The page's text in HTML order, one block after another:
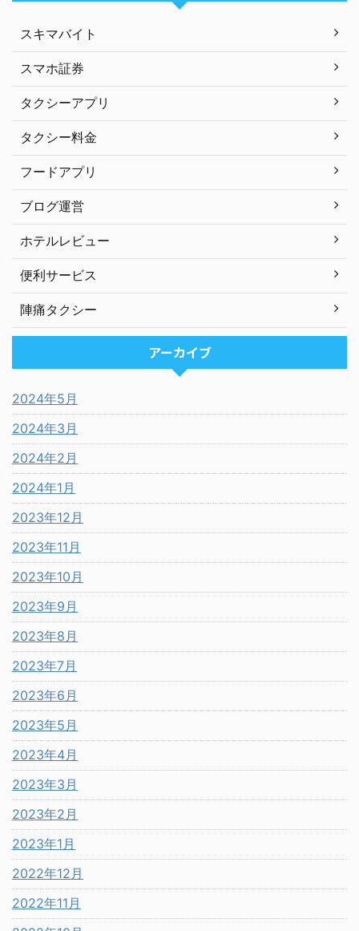
スキマバイト
スマホ証券
タクシーアプリ
タクシー料金
フードアプリ
ブログ運営
ホテルレビュー
便利サービス
陣痛タクシー
アーカイブ
2024年5月
2024年3月
2024年2月
2024年1月
2023年12月
2023年11月
2023年10月
2023年9月
2023年8月
2023年7月
2023年6月
2023年5月
2023年4月
2023年3月
2023年2月
2023年1月
2022年12月
2022年11月